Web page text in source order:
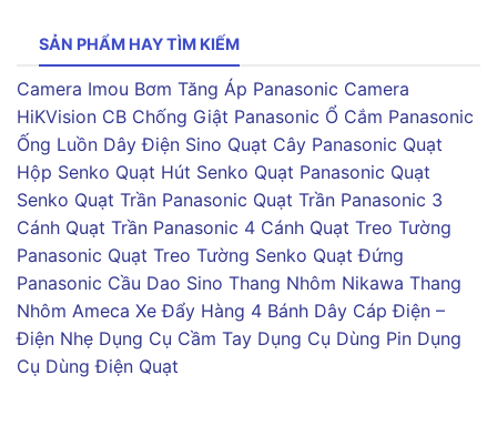
SẢN PHẨM HAY TÌM KIẾM
Camera Imou Bơm Tăng Áp Panasonic Camera
HiKVision CB Chống Giật Panasonic Ổ Cắm Panasonic
Ống Luồn Dây Điện Sino Quạt Cây Panasonic Quạt
Hộp Senko Quạt Hút Senko Quạt Panasonic Quạt
Senko Quạt Trần Panasonic Quạt Trần Panasonic 3
Cánh Quạt Trần Panasonic 4 Cánh Quạt Treo Tường
Panasonic Quạt Treo Tường Senko Quạt Đứng
Panasonic Cầu Dao Sino Thang Nhôm Nikawa Thang
Nhôm Ameca Xe Đẩy Hàng 4 Bánh Dây Cáp Điện –
Điện Nhẹ Dụng Cụ Cầm Tay Dụng Cụ Dùng Pin Dụng
Cụ Dùng Điện Quạt